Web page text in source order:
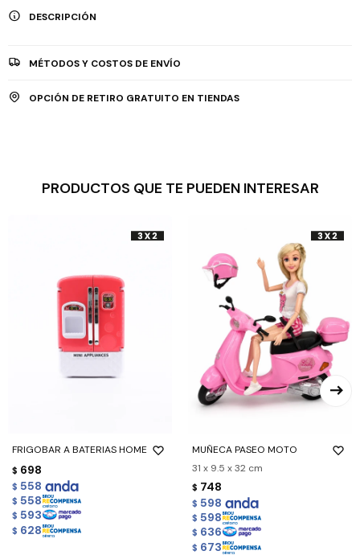
DESCRIPCIÓN
MÉTODOS Y COSTOS DE ENVÍO
OPCIÓN DE RETIRO GRATUITO EN TIENDAS
PRODUCTOS QUE TE PUEDEN INTERESAR
FRIGOBAR A BATERIAS HOME
$ 698
$ 558
$ 558
$ 593
$ 628
MUÑECA PASEO MOTO
31 x 9.5 x 32 cm
$ 748
$ 598
$ 598
$ 636
$ 673